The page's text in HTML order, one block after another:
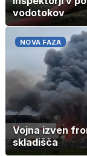
vodotokov
NOVA FAZA
Vojna izven
skladišča